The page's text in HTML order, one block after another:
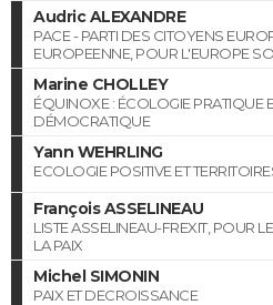
Audric ALEXANDRE
PACE - PARTI DES CITOYENS
EUROPEENNE, POUR L'EUROPE
Marine CHOLLEY
ÉQUINOXE : ÉCOLOGIE PRATIQUE
DÉMOCRATIQUE
Yann WEHRLING
ECOLOGIE POSITIVE ET
François ASSELINEAU
LISTE ASSELINEAU-FREXIT, POUR
LA PAIX
Michel SIMONIN
PAIX ET DECROISSANCE